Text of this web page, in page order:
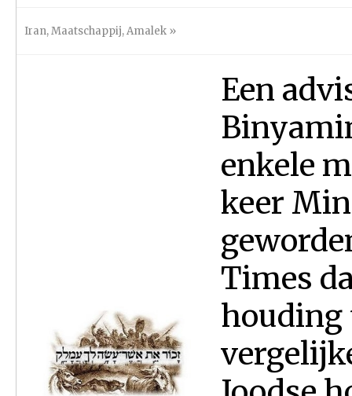
Iran,Maatschappij,Amalek »
Een
enkele
keer
Times
houding